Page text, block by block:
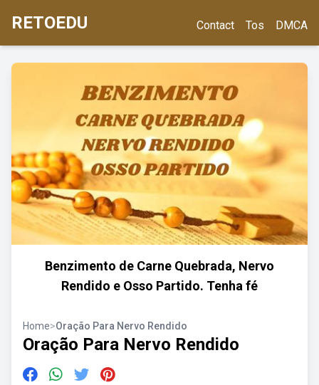
RETOEDU Contact Tos DMCA
Benzimento de Carne Quebrada, Nervo
Rendido e Osso Partido. Tenha fé
Home>Oração Para Nervo Rendido
Oração Para Nervo Rendido